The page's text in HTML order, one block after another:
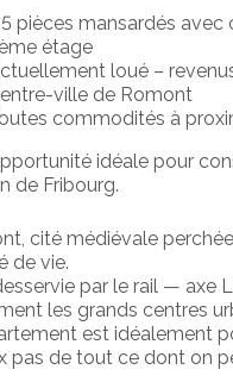
pièces mansardés avec
étage
loué –
ville de Romont
commodités à
idéale pour
de Fribourg.
cité médiévale
de vie.
par le rail — axe
les grands centres
est idéalement
pas de tout ce dont on